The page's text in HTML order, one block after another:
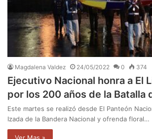
Magdalena Valdez 24/05/2022 0 374
Ejecutivo Nacional honra a El
por los 200 años de la Batalla
Este martes se realizó desde El Panteón
Izada de la Bandera Nacional y ofrenda floral…